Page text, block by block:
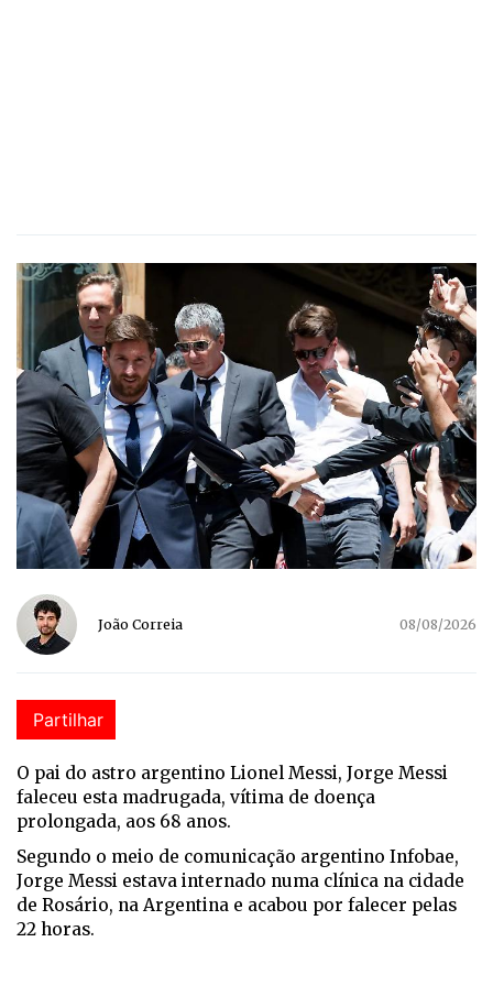
João Correia 08/08/2026
Partilhar
O pai do astro argentino Lionel Messi, Jorge Messi
faleceu esta madrugada, vítima de doença
prolongada, aos 68 anos.
Segundo o meio de comunicação argentino Infobae,
Jorge Messi estava internado numa clínica na cidade
de Rosário, na Argentina e acabou por falecer pelas
22 horas.